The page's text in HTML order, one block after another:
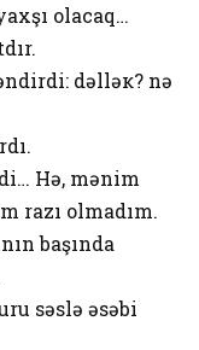
оlacaq…
dəlləк? nə
Hə, mənim
razı olmadım.
başında
səslə əsəbi